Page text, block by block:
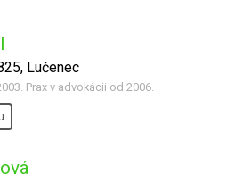
Lučenec
Prax v advokácii od 2006.